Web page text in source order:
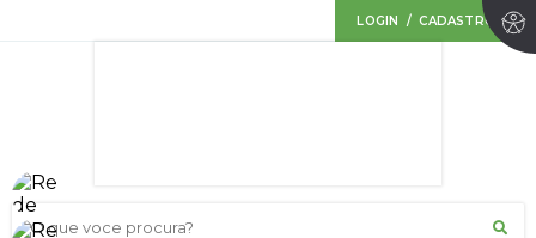
LOGIN / CADASTRO
O que voce procura?